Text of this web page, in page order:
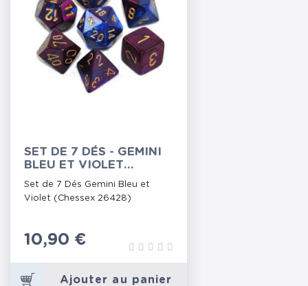
SET DE 7 DÉS - GEMINI
BLEU ET VIOLET
(CHESSEX 26428)
Set de 7 Dés Gemini Bleu et
Violet (Chessex 26428)
Prix
10,90 €
Ajouter au panier